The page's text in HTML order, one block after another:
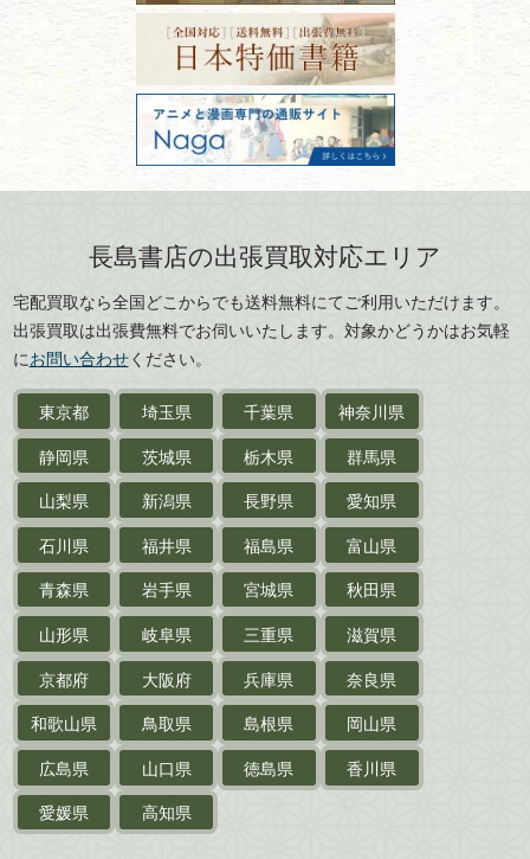
書道具
美術書・アート本・
デザイン本
カメラ・撮影術
版画・リトグラフ・
刀剣・鎧・甲冑
武道書・武術書
近代文学・
サイン色紙
作家草稿・原稿・肉筆物
探偵小説・推理小説
乗物
鉄道・
電車・バス
戦前・戦中の紙物・資料
絵葉書
支那・満洲・朝鮮・
台湾関係古資料
ポスター・チラシ・
価値ある古書を売るポイント
と注意点
宮城県
秋田県
山形県
岐阜県
三重県
滋賀県
京都府
大阪府
兵庫県
奈良県
島根県
岡山県
徳島県
香川県
愛媛県
フリーダイヤル：0120-414-548
電話：03-3512-8115
FAX：03-3512-8116
古物商許可：東京都公安委員会 第
301028901712号
古物商名称：有限会社長島書店
長島書店の出張買取対応エリア
宅配買取なら全国どこからでも送料無料にてご利用いただけます。
出張買取は出張費無料でお伺いいたします。対象かどうかはお気軽
にお問い合わせください。
東京都 埼玉県 千葉県
神奈川県
静岡県
茨城県 栃木県
群馬県
山梨県
新潟県 長野県
愛知県
石川県
福井県 福島県
富山県
青森県
岩手県 宮城県
秋田県
山形県
岐阜県 三重県
滋賀県
京都府
大阪府 兵庫県
奈良県
和歌山県
鳥取県 島根県
岡山県
広島県
山口県 徳島県
香川県
愛媛県
高知県